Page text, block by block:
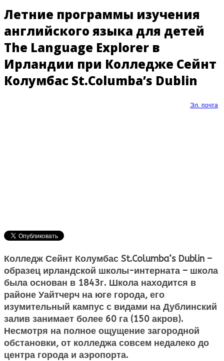
Летние программы изучения
английского языка для детей
The Language Explorer в
Ирландии при Колледже Сейнт
Колумбас St.Columba’s Dublin
Эл. почта
Колледж Сейнт Колумбас St.Columba’s Dublin –
образец ирландской школы-интерната – школа
была основан в 1843г. Школа находится в
районе Уайтчерч на юге города, его
изумительный кампус с видами на Дублинский
залив занимает более 60 га (150 акров).
Несмотря на полное ощущение загородной
обстановки, от колледжа совсем недалеко до
центра города и аэропорта.